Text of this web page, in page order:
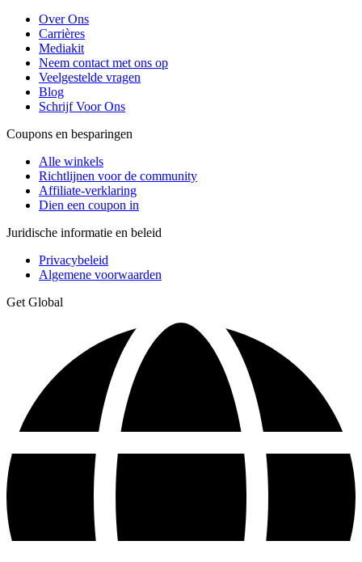
Over Ons
Carrières
Mediakit
Neem contact met ons op
Veelgestelde vragen
Blog
Schrijf Voor Ons
Coupons en besparingen
Alle winkels
Richtlijnen voor de community
Affiliate-verklaring
Dien een coupon in
Juridische informatie en beleid
Privacybeleid
Algemene voorwaarden
Get Global